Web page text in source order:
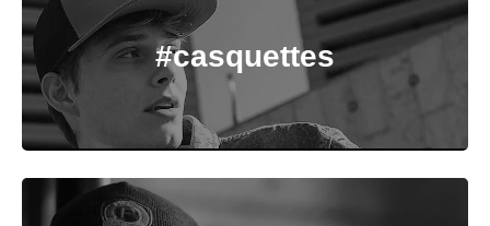
#casquettes